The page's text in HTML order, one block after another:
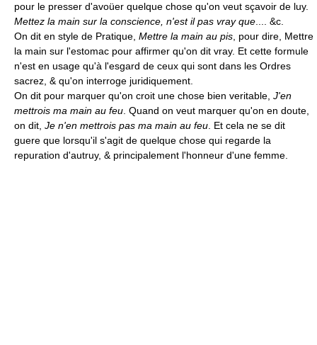
pour le presser d'avoüer quelque chose qu'on veut sçavoir de luy.
Mettez la main sur la conscience, n'est il pas vray que .... &c.
On dit en style de Pratique, Mettre la main au pis , pour dire, Mettre
la main sur l'estomac pour affirmer qu'on dit vray. Et cette formule
n'est en usage qu'à l'esgard de ceux qui sont dans les Ordres
sacrez, & qu'on interroge juridiquement.
On dit pour marquer qu'on croit une chose bien veritable, J'en
mettrois ma main au feu . Quand on veut marquer qu'on en doute,
on dit, Je n'en mettrois pas ma main au feu . Et cela ne se dit
guere que lorsqu'il s'agit de quelque chose qui regarde la
repuration d'autruy, & principalement l'honneur d'une femme.